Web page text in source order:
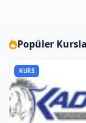
Masa
Popüler
KURS